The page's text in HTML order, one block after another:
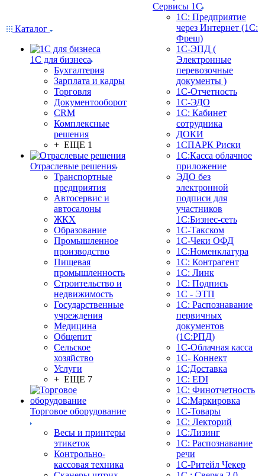
Каталог
1С для бизнеса
Бухгалтерия
Зарплата и кадры
Торговля
Документооборот
CRM
Комплексные
решения
+ ЕЩЕ 1
Отраслевые решения
Транспортные
предприятия
Автосервис и
автосалоны
ЖКХ
Образование
Промышленное
производство
Пищевая
промышленность
Строительство и
недвижимость
Государственные
учреждения
Медицина
Общепит
Сельское
хозяйство
Услуги
+ ЕЩЕ 7
Торговое оборудование
Весы и принтеры
этикеток
Контрольно-
кассовая техника
Сервисы 1С
1С: Предприятие
через Интернет (1С:
Фреш)
1С-ЭПД (
Электронные
перевозочные
документы )
1С-Отчетность
1С-ЭДО
1С: Кабинет
сотрудника
ДОКИ
1СПАРК Риски
1С:Касса облачное
приложение
ЭДО без
электронной
подписи для
участников
1С:Бизнес-сеть
1С-Такском
1С-Чеки ОФД
1С:Номенклатура
1С: Контрагент
1С: Линк
1С: Подпись
1С - ЭТП
1С: Распознавание
первичных
документов
(1С:РПД)
1С-Облачная касса
1С- Коннект
1С:Доставка
1С: EDI
1С: Финотчетность
1С:Маркировка
1С-Товары
1С: Лекторий
1С:Лизинг
1С: Распознавание
речи
1C-Ритейл Чекер